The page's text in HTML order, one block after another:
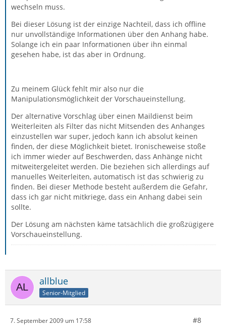
wechseln muss.
Bei dieser Lösung ist der einzige Nachteil, dass ich offline
nur unvollständige Informationen über den Anhang habe.
Solange ich ein paar Informationen über ihn einmal
gesehen habe, ist das aber in Ordnung.
Zu meinem Glück fehlt mir also nur die
Manipulationsmöglichkeit der Vorschaueinstellung.
Der alternative Vorschlag über einen Maildienst beim
Weiterleiten als Filter das nicht Mitsenden des Anhanges
einzustellen war super, jedoch kann ich absolut keinen
finden, der diese Möglichkeit bietet. Ironischeweise stoße
ich immer wieder auf Beschwerden, dass Anhänge nicht
mitweitergeleitet werden. Die beziehen sich allerdings auf
manuelles Weiterleiten, automatisch ist das schwierig zu
finden. Bei dieser Methode besteht außerdem die Gefahr,
dass ich gar nicht mitkriege, dass ein Anhang dabei sein
sollte.
Der Lösung am nächsten käme tatsächlich die großzügigere
Vorschaueinstellung.
allblue
Senior-Mitglied
7. September 2009 um 17:58 #8